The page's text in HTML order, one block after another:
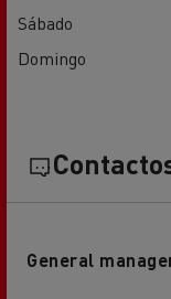
Sábado
Domingo
General